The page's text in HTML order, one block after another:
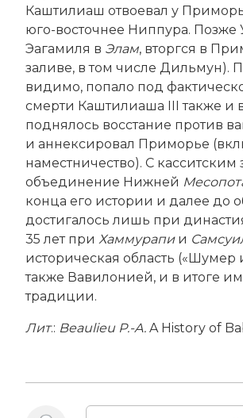
Каштилиаш отвоевал у
юго-восточнее Ниппура.
Эагамиля в Элам, вторгся в
заливе, в том числе Дильмун).
видимо, попало под
смерти Каштилиаша III также и
поднялось восстание против
и аннексировал Приморье
наместничество). С
объединение Нижней
конца его истории и далее до
достигалось лишь при
35 лет при Хаммурапии
историческая область
также Вавилонией, и в итоге
традиции.
Лит.: Beaulieu P.-A. A History of